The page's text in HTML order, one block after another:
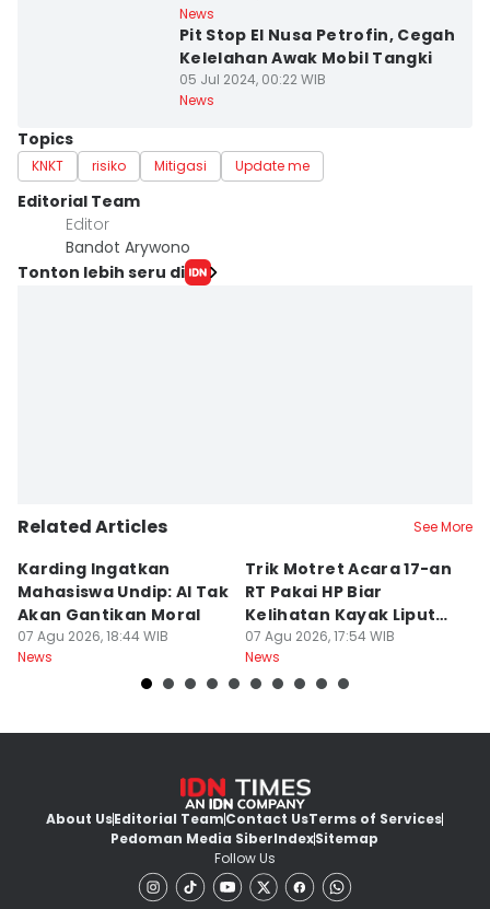
News
Pit Stop El Nusa Petrofin, Cegah
Kelelahan Awak Mobil Tangki
05 Jul 2024, 00:22 WIB
News
Topics
KNKT risiko Mitigasi Update me
Editorial Team
Editor
Bandot Arywono
Tonton lebih seru di
Related Articles See More
Karding Ingatkan
Mahasiswa Undip: AI Tak
Akan Gantikan Moral
07 Agu 2026, 18:44 WIB
News
Trik Motret Acara 17-an
RT Pakai HP Biar
Kelihatan Kayak Liputan
Festival Nasional
07 Agu 2026, 17:54 WIB
News
About UsEditorial TeamContact UsTerms of Services
Pedoman Media SiberIndexSitemap
Follow Us